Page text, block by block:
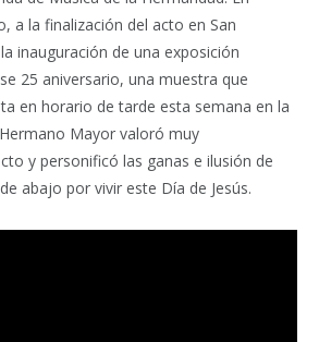
a la finalización del acto en San
inauguración de una exposición
25 aniversario, una muestra que
en horario de tarde esta semana en la
Mayor valoró muy
y personificó las ganas e ilusión de
abajo por vivir este Día de Jesús.